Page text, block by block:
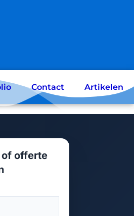
Contact Artikelen
offerte